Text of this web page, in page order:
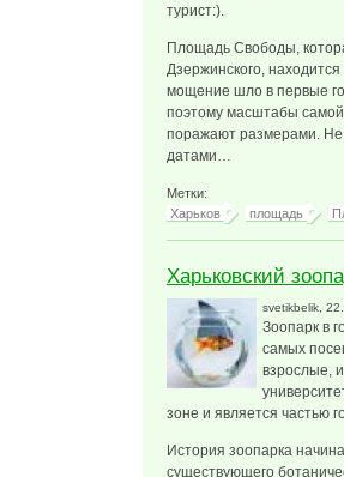
турист:).
Площадь Свободы,
Дзержинского,
мощение шло в первые
поэтому масштабы
поражают размерами. Не
датами…
Метки:
Харьков
площадь
Харьковский
svetikbelik ,
Зоопарк в
самых
взрослые,
зоне и является частью
История зоопарка
существующего